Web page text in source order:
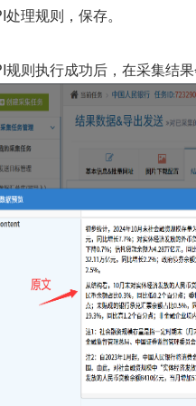
理规则，保存。
规则执行成功后，在采集结